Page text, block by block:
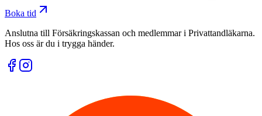
Boka tid
Anslutna till Försäkringskassan och medlemmar i Privattandläkarna.
Hos oss är du i trygga händer.